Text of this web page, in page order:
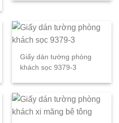
Giấy dán tường phòng
khách sọc 9379-3